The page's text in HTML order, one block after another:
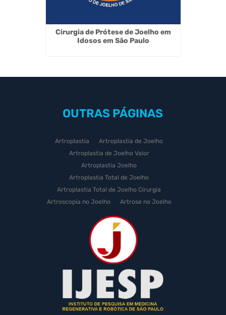
Cirurgia de Prótese de Joelho em
Idosos em São Paulo
OUTRAS PÁGINAS
Artroplastia
Artroplastia de Joelho
Artroplastia de Joelho Valor
Artroplastia Joelho
Artroplastia Total de Joelho
Artroplastia Total de Joelho Cirurgia
Artroscopia no Joelho
Artrose no Joelho
Artrose no Joelho Cirurgia
Artrose no Joelho Tratamento
Celulas Tronco Joelho
Celula Tronco Esporte
Cirurgia Artroplastia de Joelho
Cirurgia Artroplastia Joelho
Cirurgia Artrose Joelho Preço
Cirurgia de Artroscopia no Joelho
Cirurgia de Cartilagem do Joelho